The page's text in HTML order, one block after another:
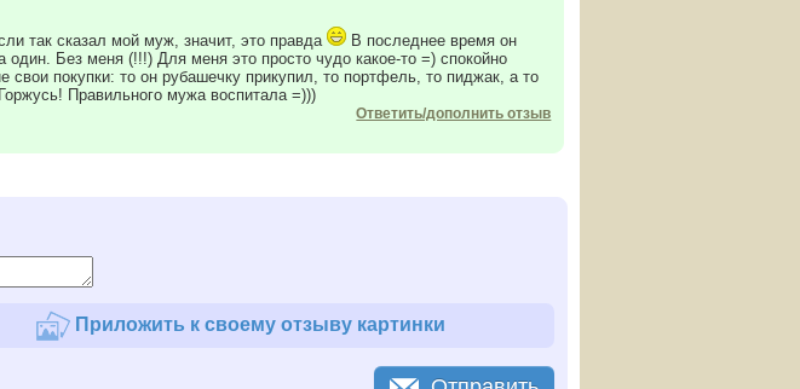
так сказал мой муж, значит, это правда
В последнее время он
Без меня (!!!) Для меня это просто чудо какое-то =) спокойно
свои покупки: то он рубашечку прикупил, то портфель, то пиджак, а то
Правильного мужа воспитала =)))
Ответить/дополнить отзыв
Приложить к своему отзыву картинки